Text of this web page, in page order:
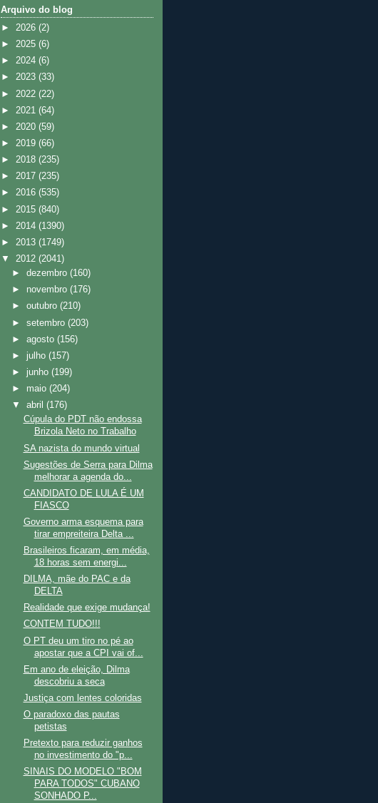
Arquivo do blog
► 2026 (2)
► 2025 (6)
► 2024 (6)
► 2023 (33)
► 2022 (22)
► 2021 (64)
► 2020 (59)
► 2019 (66)
► 2018 (235)
► 2017 (235)
► 2016 (535)
► 2015 (840)
► 2014 (1390)
► 2013 (1749)
▼ 2012 (2041)
►dezembro(160)
► novembro(176)
►outubro(210)
►setembro(203)
►agosto(156)
► julho(157)
► junho(199)
► maio(204)
▼abril(176)
Cúpula do PDT não endossa
Brizola Neto no Trabalho
SA nazista do mundo virtual
Sugestões de Serra para Dilma
melhorar a agenda do...
CANDIDATO DE LULA É UM
FIASCO
Governo arma esquema para
tirar empreiteira Delta ...
Brasileiros ficaram, em média,
18 horas sem energi...
DILMA, mãe do PAC e da
DELTA
Realidade que exige mudança!
CONTEM TUDO!!!
O PT deu um tiro no pé ao
apostar que a CPI vai of...
Em ano de eleição, Dilma
descobriu a seca
Justiça com lentes coloridas
O paradoxo das pautas
petistas
Pretexto para reduzir ganhos
no investimento do "p...
SINAIS DO MODELO "BOM
PARA TODOS" CUBANO
SONHADO P...